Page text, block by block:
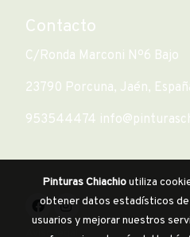
Contacto
C/Ronda Marconi Nº6 Bajo
23790 Porcuna, Jaén,
953544474
Aviso legal
Pinturas Chiachioutiliza
obtener datos estadísticos de
usuarios y mejorar nuestros